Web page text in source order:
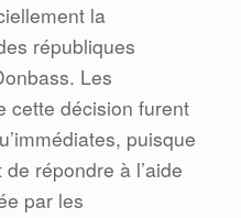
la
républiques
Les
cette décision furent
puisque
répondre à l’aide
par les